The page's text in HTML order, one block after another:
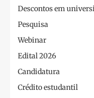
Descontos em
Pesquisa
Webinar
Edital 2026
Candidatura
Crédito estudantil